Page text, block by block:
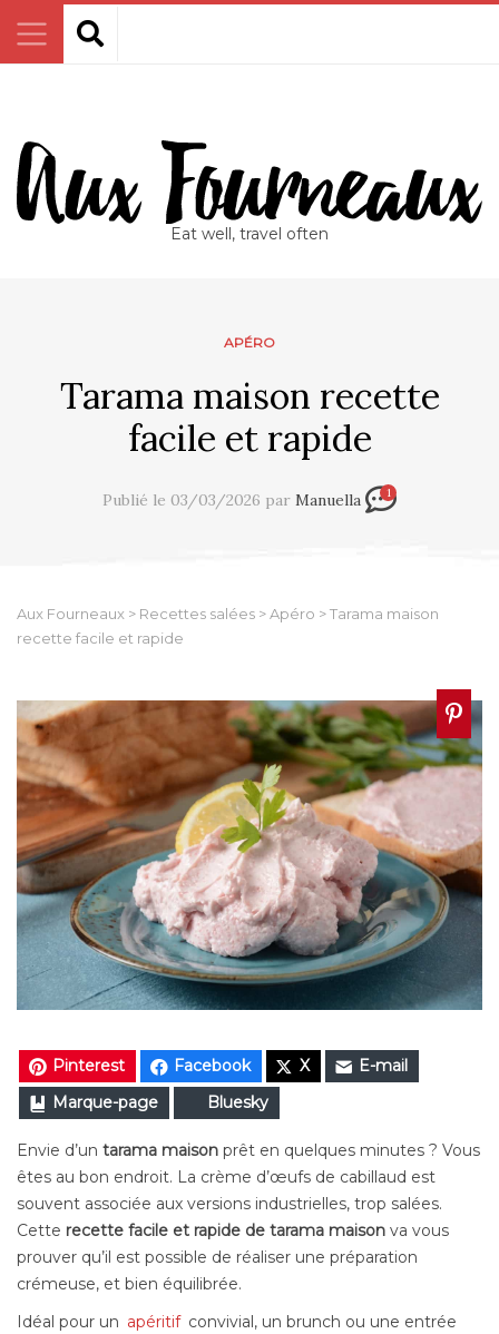
Eat well, travel often
APÉRO
Tarama maison recette
facile et rapide
Publié le 03/03/2026 par Manuella 1
Aux Fourneaux > Recettes salées >Apéro >Tarama maison
recette facile et rapide
Pinterest Facebook X
E-mail
Marque-page
Bluesky
Envie d’un tarama maison prêt en quelques minutes ? Vous
êtes au bon endroit. La crème d’œufs de cabillaud est
souvent associée aux versions industrielles, trop salées.
Cette recette facile et rapide de tarama maison va vous
prouver qu’il est possible de réaliser une préparation
crémeuse, et bien équilibrée.
Idéal pour un apéritif convivial, un brunch ou une entrée